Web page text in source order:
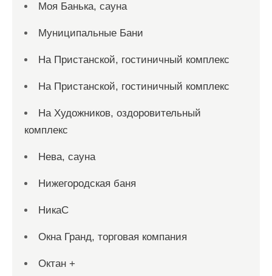
Моя Банька, сауна
Муниципальные Бани
На Пристанской, гостиничный комплекс
На Пристанской, гостиничный комплекс
На Художников, оздоровительный
комплекс
Нева, сауна
Нижегородская баня
НикаС
Окна Гранд, торговая компания
Октан +